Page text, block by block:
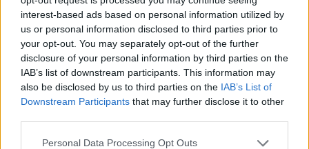
interest-based ads based on personal information utilized by
us or personal information disclosed to third parties prior to
your opt-out. You may separately opt-out of the further
disclosure of your personal information by third parties on the
IAB’s list of downstream participants. This information may
also be disclosed by us to third parties on the IAB’s List of
Downstream Participants that may further disclose it to other
Personal Data Processing Opt Outs
Symbolika tytułu opowiadania
Rozdzióbią nas kruki, wrony
Szymon Winrych – charakterystyka i
ocena
Ocena postępowania chłopa w
Rozdzióbią nas kruki, wrony